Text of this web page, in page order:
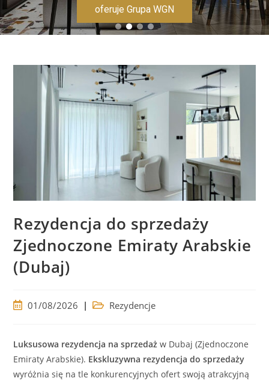
oferuje Grupa WGN
Rezydencja do sprzedaży
Zjednoczone Emiraty Arabskie
(Dubaj)
Post01/08/2026
Post Rezydencje
Luksusowa rezydencja na sprzedaż w Dubaj (Zjednoczone
Emiraty Arabskie). Ekskluzywna rezydencja do sprzedaży
wyróżnia się na tle konkurencyjnych ofert swoją atrakcyjną